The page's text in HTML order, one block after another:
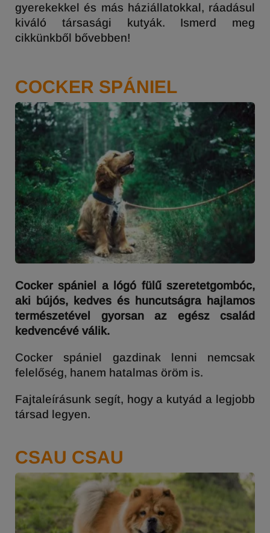
gyerekekkel és más háziállatokkal, ráadásul
kiváló társasági kutyák. Ismerd meg
cikkünkből bővebben!
COCKER SPÁNIEL
Cocker spániel a lógó fülű szeretetgombóc,
aki bújós, kedves és huncutságra hajlamos
természetével gyorsan az egész család
kedvencévé válik.
Cocker spániel gazdinak lenni nemcsak
felelőség, hanem hatalmas öröm is.
Fajtaleírásunk segít, hogy a kutyád a legjobb
társad legyen.
CSAU CSAU